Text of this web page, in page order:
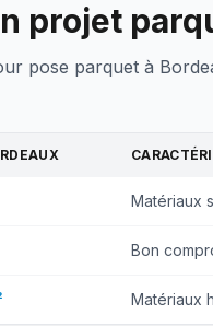
projet
pose parquet à
Matériaux
Bon
Matériaux